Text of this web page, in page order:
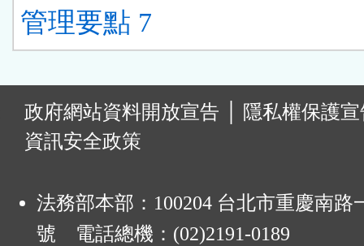
管理要點 7
政府網站資料開放宣告
隱私權保護
資訊安全政策
法務部本部：100204 台北市重慶南路
號 電話總機：(02)2191-0189